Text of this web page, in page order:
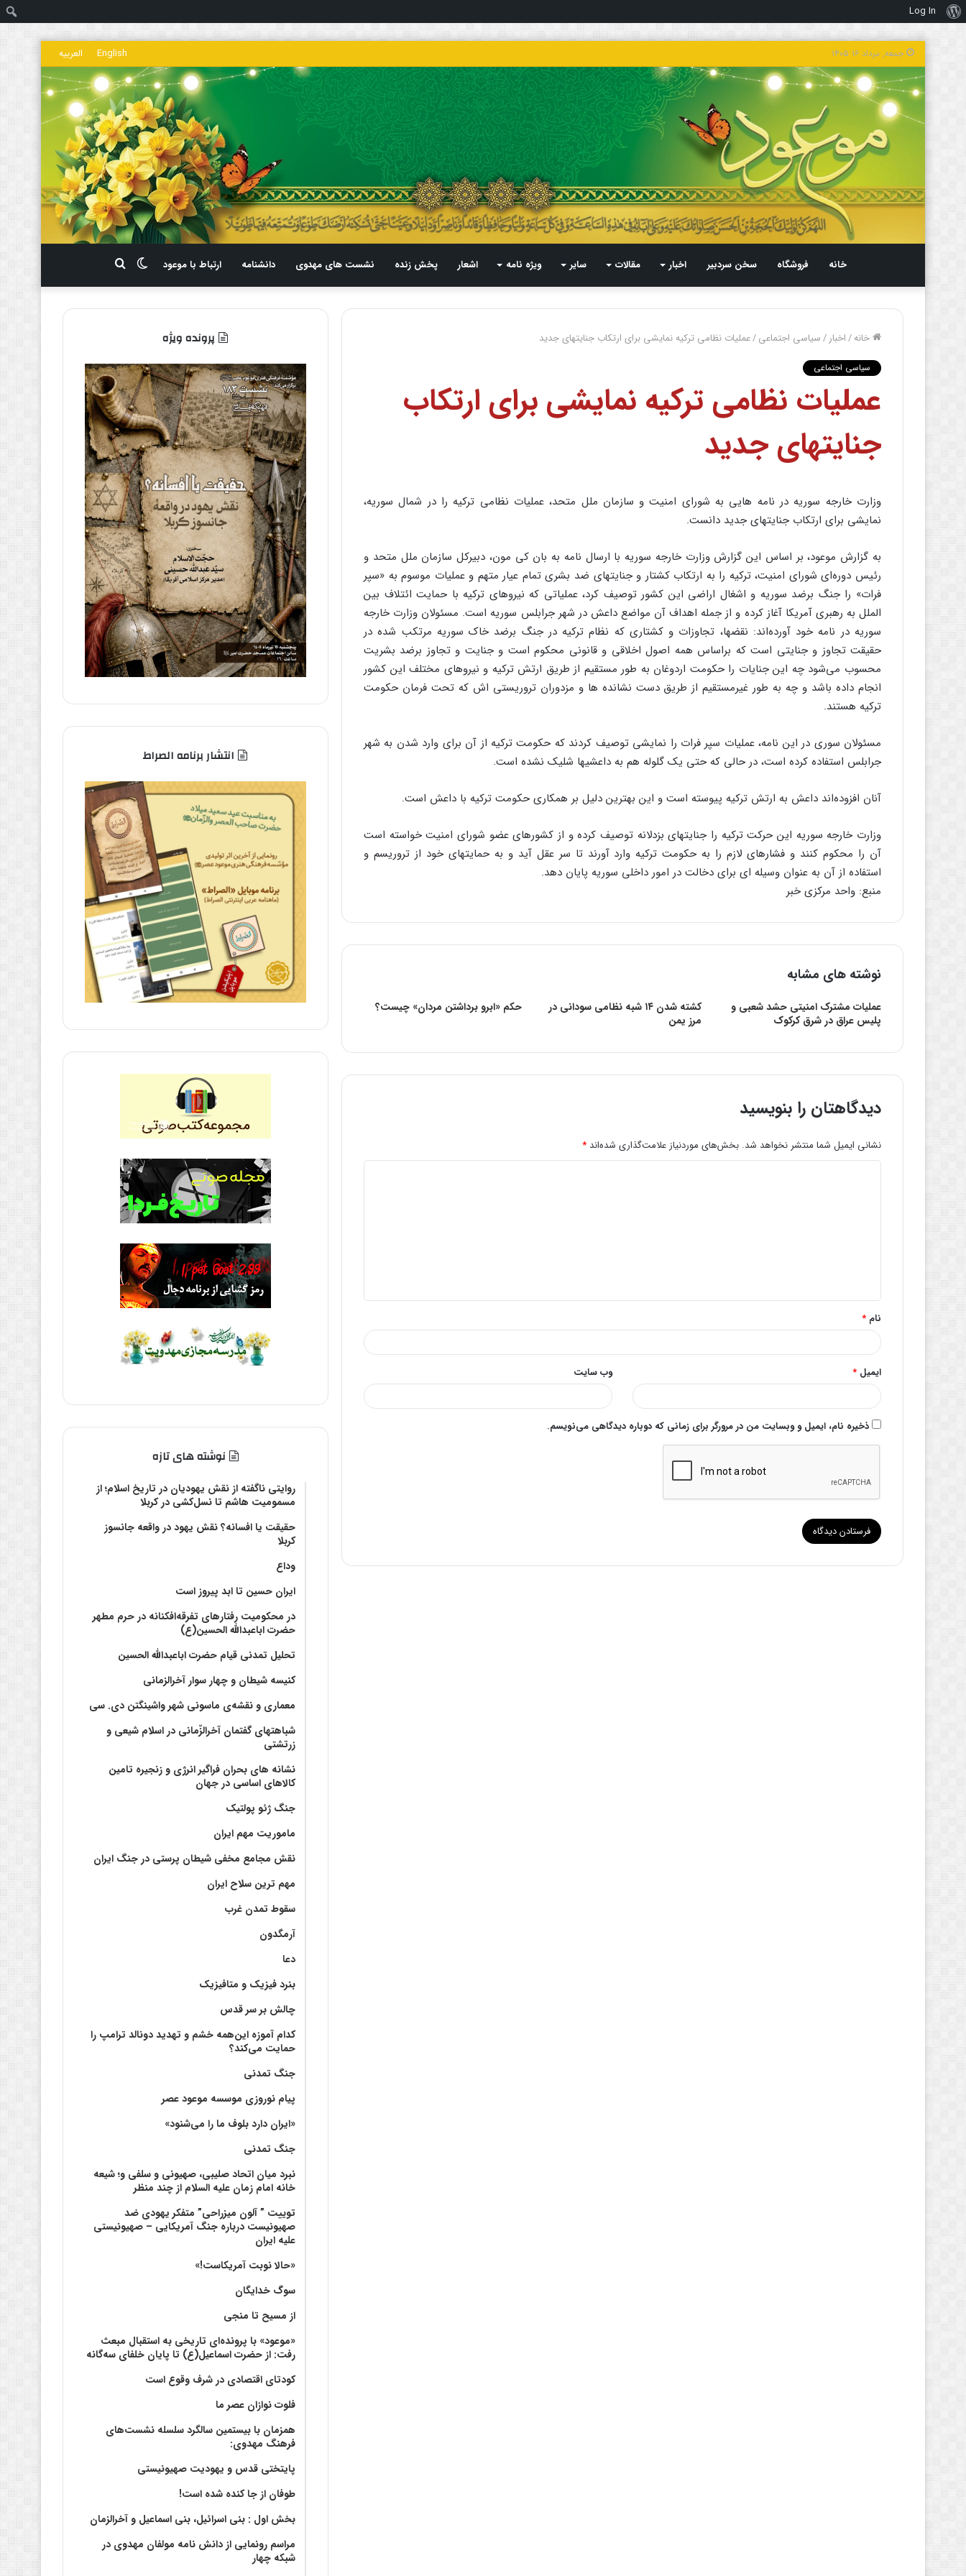
درباره
وردپرس
Log In
جمعه, مرداد ۱۶ ۱۴۰۵ English العربیه
خانه فروشگاه سخن سردبیر اخبار مقالات سایر ویژه نامه اشعار پخش زنده نشست های مهدوی دانشنامه ارتباط با موعود
برای
تغییر
پوسته
خانه/اخبار /سیاسی اجتماعی/عملیات نظامی ترکیه نمایشی برای ارتکاب جنایتهای جدید
سیاسی اجتماعی
عملیات نظامی ترکیه نمایشی برای ارتکاب
جنایتهای جدید
وزارت خارجه سوریه در نامه هایی به شورای امنیت و سازمان ملل متحد، عملیات نظامی ترکیه را در شمال سوریه،
نمایشی برای ارتکاب جنایتهای جدید دانست.
به گزارش موعود، بر اساس این گزارش وزارت خارجه سوریه با ارسال نامه ‌به بان کی مون، دبیرکل سازمان ملل متحد و
رئیس دوره‌ای شورای امنیت، ترکیه را به ارتکاب کشتار و جنایتهای ضد بشری تمام عیار متهم و عملیات موسوم به «سپر
فرات» را جنگ برضد سوریه و اشغال اراضی این کشور توصیف کرد، عملیاتی که نیروهای ترکیه با حمایت ائتلاف بین
الملل به رهبری آمریکا آغاز کرده و از جمله اهداف آن مواضع داعش در شهر جرابلس سوریه است. مسئولان وزارت خارجه
سوریه در نامه خود آورده‌اند: نقضها، تجاوزات و کشتاری که نظام ترکیه در جنگ برضد خاک سوریه مرتکب شده در
حقیقت تجاوز و جنایتی است که براساس همه اصول اخلاقی و قانونی محکوم است و جنایت و تجاوز برضد بشریت
محسوب می‌شود چه این جنایات را حکومت اردوغان به طور مستقیم از طریق ارتش ترکیه و نیروهای مختلف این کشور
انجام داده باشد و چه به طور غیرمستقیم از طریق دست نشانده ها و مزدوران تروریستی ‌اش که تحت فرمان حکومت
ترکیه هستند.
مسئولان سوری در این نامه، عملیات سپر فرات را نمایشی توصیف کردند که حکومت ترکیه از آن برای وارد شدن به شهر
جرابلس استفاده کرده است، در حالی که حتی یک گلوله ‌هم به داعشیها شلیک نشده است.
آنان افزوده‌اند داعش به ارتش ترکیه پیوسته است و این بهترین دلیل بر همکاری حکومت ترکیه با داعش است.
وزارت خارجه سوریه این حرکت ترکیه را جنایتهای بزدلانه توصیف کرده و از کشورهای عضو شورای امنیت خواسته است
آن را محکوم کنند و فشارهای لازم را به حکومت ترکیه وارد آورند تا سر عقل آید و به حمایتهای خود از تروریسم و
استفاده از آن به عنوان وسیله ‌ای برای دخالت در امور داخلی سوریه پایان دهد.
منبع: واحد مرکزی خبر
نوشته های مشابه
عملیات مشترک امنیتی حشد شعبی و
پلیس عراق در شرق کرکوک
کشته شدن ۱۴ شبه نظامی سودانی در
مرز یمن
حکم «ابرو برداشتن مردان» چیست؟
دیدگاهتان را بنویسید
نشانی ایمیل شما منتشر نخواهد شد. بخش‌های موردنیاز علامت‌گذاری شده‌اند *
*
نام *
ایمیل * وب‌ سایت
ذخیره نام، ایمیل و وبسایت من در مرورگر برای زمانی که دوباره دیدگاهی می‌نویسم.
پرونده ویژه
انتشار برنامه الصراط
نوشته های تازه
روایتی ناگفته از نقش یهودیان در تاریخ اسلام؛ از
مسمومیت هاشم تا نسل‌کشی در کربلا
حقیقت یا افسانه؟‌ نقش یهود در واقعه جانسوز
کربلا
وداع
ایران حسین تا ابد پیروز است
در محکومیت رفتارهای تفرقه‌افکنانه در حرم مطهر
حضرت اباعبدالله الحسین(ع)
تحلیل تمدنی قیام حضرت اباعبدالله الحسین
کنیسه شیطان و چهار سوار آخرالزمانی
معماری و نقشه‌ی ماسونی شهر واشينگتن دی. سی
شباهتهای گفتمان آخر‌الزّمانی در اسلام شیعی و
زرتشتی
نشانه های بحران فراگیر انرژی و زنجیره تامین
کالاهای اساسی در جهان
جنگ ژئو پولتیک
ماموریت مهم ایران
نقش مجامع مخفی شیطان پرستی در جنگ ایران
مهم ترین سلاح ایران
سقوط تمدن غرب
آرمگدون
دعا
بنرد فیزیک و متافیزیک
چالش بر سر قدس
کدام آموزه این‌همه خشم و تهدید دونالد ترامپ را
حمایت می‌کند؟
جنگ تمدنی
پیام نوروزی موسسه موعود عصر
«ایران دارد بلوف ما را می‌شنود»
جنگ تمدنی
نبرد میان اتحاد صلیبی، صهیونی و سلفی و؛ شیعه
خانه امام زمان علیه السلام از چند منظر
توییت ” آلون میزراحی” متفکر یهودی ضد
صهیونیست درباره جنگ آمریکایی – صهیونیستی
علیه ایران
«حالا نوبت آمریکاست!»
سوگ خدایگان
از مسیح تا منجی
«موعود» با پرونده‌ای تاریخی به استقبال مبعث
رفت: از حضرت اسماعیل(ع) تا پایان خلفای سه‌گانه
کودتای اقتصادی در شرف وقوع است
فلوت نوازان عصر ما
همزمان با بیستمین سالگرد سلسله نشست‌های
فرهنگ مهدوی:‌
پایتختی قدس و یهودیت صهیونیستی
طوفان از جا کنده شده است!
بخش اول : بنی اسرائیل، بنی اسماعیل و آخرالزمان
مراسم رونمایی از دانش نامه مولفان مهدوی در
شبکه چهار